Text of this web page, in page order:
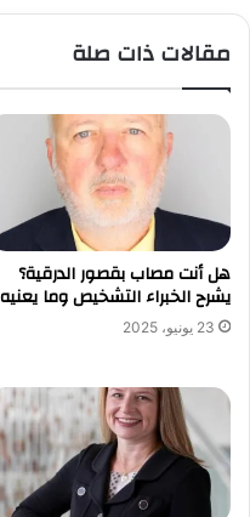
مقالات ذات صلة
هل أنت مصاب بقصور الدرقية؟
يشرح الخبراء التشخيص وما يعنيه
23 يونيو، 2025